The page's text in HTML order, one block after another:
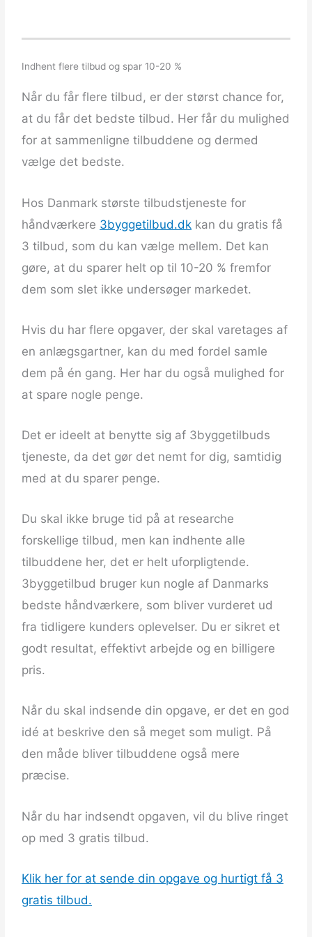
Indhent flere tilbud og spar 10-20 %
Når du får flere tilbud, er der størst chance for,
at du får det bedste tilbud. Her får du mulighed
for at sammenligne tilbuddene og dermed
vælge det bedste.
Hos Danmark største tilbudstjeneste for
håndværkere 3byggetilbud.dk kan du gratis få
3 tilbud, som du kan vælge mellem. Det kan
gøre, at du sparer helt op til 10-20 % fremfor
dem som slet ikke undersøger markedet.
Hvis du har flere opgaver, der skal varetages af
en anlægsgartner, kan du med fordel samle
dem på én gang. Her har du også mulighed for
at spare nogle penge.
Det er ideelt at benytte sig af 3byggetilbuds
tjeneste, da det gør det nemt for dig, samtidig
med at du sparer penge.
Du skal ikke bruge tid på at researche
forskellige tilbud, men kan indhente alle
tilbuddene her, det er helt uforpligtende.
3byggetilbud bruger kun nogle af Danmarks
bedste håndværkere, som bliver vurderet ud
fra tidligere kunders oplevelser. Du er sikret et
godt resultat, effektivt arbejde og en billigere
pris.
Når du skal indsende din opgave, er det en god
idé at beskrive den så meget som muligt. På
den måde bliver tilbuddene også mere
præcise.
Når du har indsendt opgaven, vil du blive ringet
op med 3 gratis tilbud.
Klik her for at sende din opgave og hurtigt få 3
gratis tilbud.